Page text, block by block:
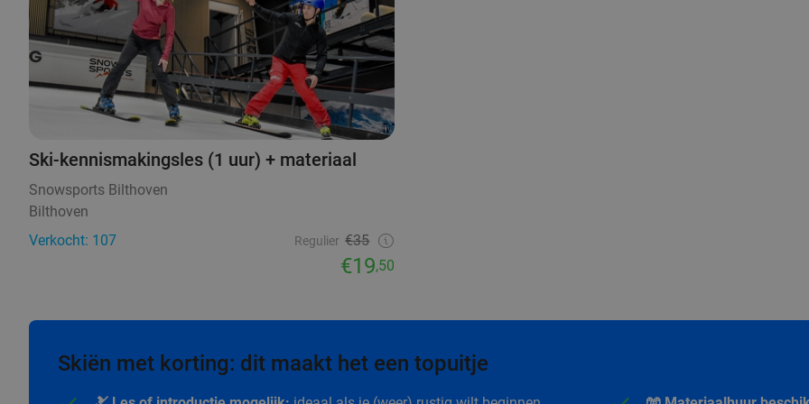
Ski-kennismakingsles (1 uur) + materiaal
Snowsports Bilthoven
Bilthoven
Verkocht: 107
Regulier €35
€19,50
Skiën met korting: dit maakt het een topuitje